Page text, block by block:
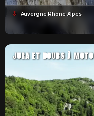
Auvergne Rhone Alpes
JURA ET DOUBS À MOTO